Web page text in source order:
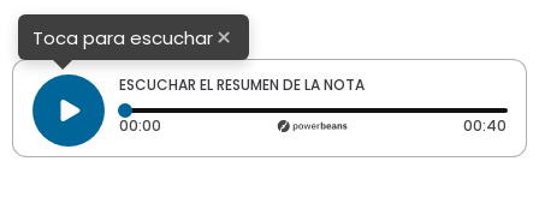
Toca para escuchar×
ESCUCHAR EL RESUMEN DE LA NOTA
00:00 Tiempo transcurrido: 0 segundos 00:40